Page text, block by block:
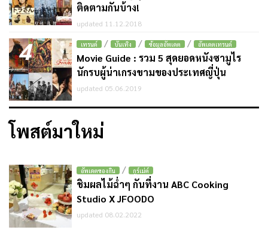
ติดตามกันบ้าง!
updated 11.12.2018
4 เทรนด์ / บันเทิง / ข้อมูลอัพเดต / อัพเดตเทรนด์
Movie Guide : รวม 5 สุดยอดหนังซามูไร
นักรบผู้น่าเกรงขามของประเทศญี่ปุ่น
updated 05.06.2019
โพสต์มาใหม่
อัพเดตของกิน / กูร์เม่ต์
ชิมผลไม้ฉ่ำๆ กันที่งาน ABC Cooking
Studio X JFOODO
updated 08.02.2022